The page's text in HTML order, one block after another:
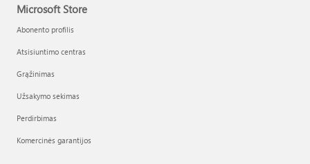
Microsoft Store
Abonento profilis
Atsisiuntimo centras
Grąžinimas
Užsakymo sekimas
Perdirbimas
Komercinės garantijos